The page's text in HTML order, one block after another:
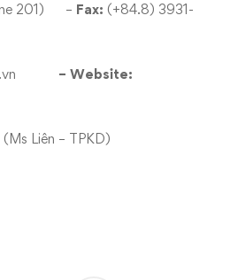
201) – Fax: (+84.8) 3931-
– Website:
Liên – TPKD)